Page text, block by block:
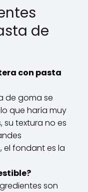
de
con pasta
de goma se
que haría muy
su textura no es
el fondant es la
son